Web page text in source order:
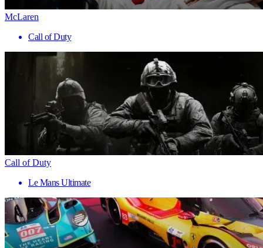
McLaren
Call of Duty
Call of Duty
Le Mans Ultimate